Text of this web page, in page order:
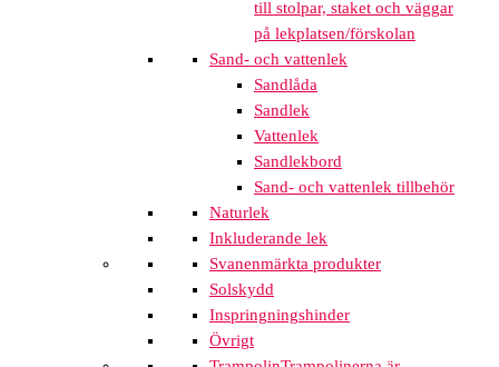
till stolpar, staket och väggar
på lekplatsen/förskolan
Sand- och vattenlek
Sandlåda
Sandlek
Vattenlek
Sandlekbord
Sand- och vattenlek tillbehör
Naturlek
Inkluderande lek
Svanenmärkta produkter
Solskydd
Inspringningshinder
Övrigt